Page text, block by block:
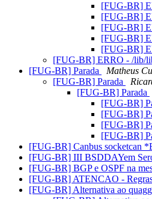
[FUG-BR]
[FUG-BR]
[FUG-BR]
[FUG-BR]
[FUG-BR]
[FUG-BR] ERRO - /lib/
[FUG-BR] Parada
Matheus
[FUG-BR] Parada
[FUG-BR] Parada
[FUG-BR]
[FUG-BR]
[FUG-BR]
[FUG-BR]
[FUG-BR] Canbus socketcan
[FUG-BR] III BSDDAYem
[FUG-BR] BGP e OSPF na
[FUG-BR] ATENCAO -
[FUG-BR] Alternativa ao